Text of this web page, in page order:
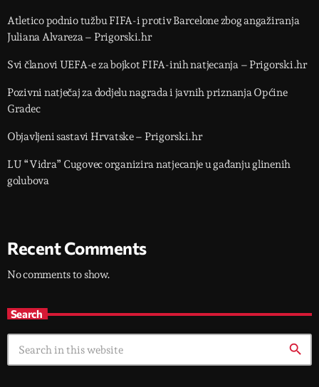
Atletico podnio tužbu FIFA-i protiv Barcelone zbog angažiranja
Juliana Alvareza – Prigorski.hr
Svi članovi UEFA-e za bojkot FIFA-inih natjecanja – Prigorski.hr
Pozivni natječaj za dodjelu nagrada i javnih priznanja Općine
Gradec
Objavljeni sastavi Hrvatske – Prigorski.hr
LU “Vidra” Cugovec organizira natjecanje u gađanju glinenih
golubova
Recent Comments
No comments to show.
Search
search